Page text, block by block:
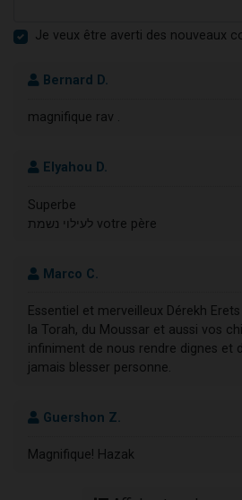
Je veux être averti des nouveaux
Bernard D.
magnifique rav .
Elyahou D.
Superbe
‏לעילוי נשמת votre père
Marco C.
Essentiel et merveilleux Dérekh
la Torah, du Moussar et aussi vos
infiniment de nous rendre dignes et
jamais blesser personne.
Guershon Z.
Magnifique! Hazak